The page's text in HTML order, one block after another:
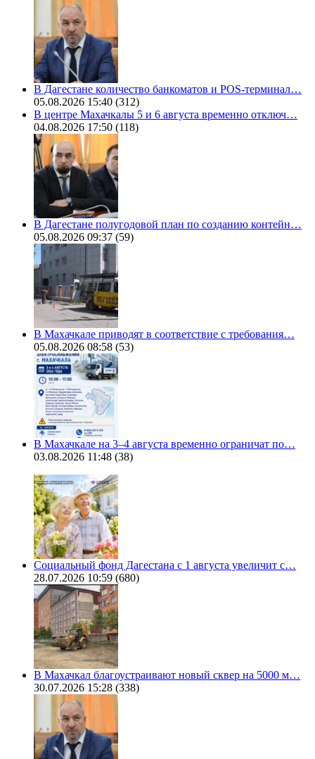
В Дагестане количество банкоматов и POS-терминал…
05.08.2026 15:40 (312)
В центре Махачкалы 5 и 6 августа временно отключ…
04.08.2026 17:50 (118)
В Дагестане полугодовой план по созданию контейн…
05.08.2026 09:37 (59)
В Махачкале приводят в соответствие с требования…
05.08.2026 08:58 (53)
В Махачкале на 3–4 августа временно ограничат по…
03.08.2026 11:48 (38)
Социальный фонд Дагестана с 1 августа увеличит с…
28.07.2026 10:59 (680)
В Махачкал благоустраивают новый сквер на 5000 м…
30.07.2026 15:28 (338)